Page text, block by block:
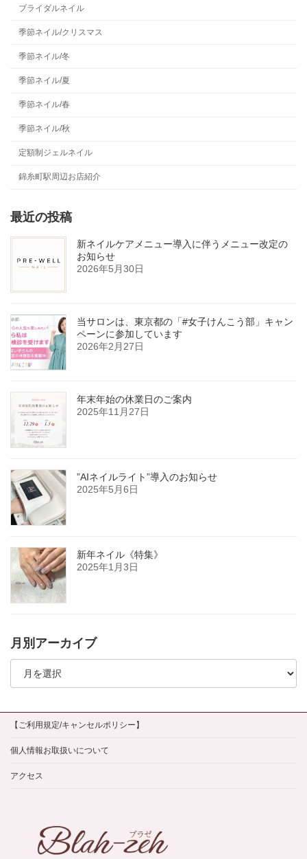
ブライダルネイル
季節ネイル/クリスマス
季節ネイル/冬
季節ネイル/夏
季節ネイル/春
季節ネイル/秋
定額制ジェルネイル
錦糸町駅周辺お店紹介
最近の投稿
新ネイルケアメニュー導入に伴うメニュー改定の
お知らせ
2026年5月30日
当サロンは、東京都の「#女子けんこう部」キャン
ペーンに参加しています
2026年2月27日
年末年始の休業日のご案内
2025年11月27日
”AIネイルライト”導入のお知らせ
2025年5月6日
新年ネイル《特集》
2025年1月3日
月別アーカイブ
月
イ
ブ
【ご利用規定/キャンセルポリシー】
個人情報お取扱いについて
アクセス